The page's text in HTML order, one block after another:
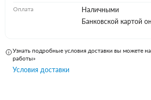
Оплата
Наличными
Банковской картой
Узнать подробные условия доставки вы можете
работы»
Условия доставки